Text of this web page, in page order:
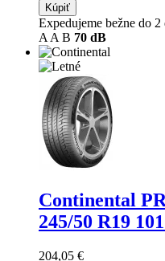
Kúpiť
Expedujeme bežne do 2
A A B 70 dB
Continental
245/50 R19
204,05 €